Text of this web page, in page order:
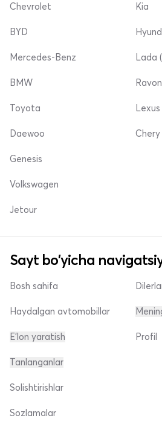
Chevrolet
BYD
Mercedes-Benz
Kia
Lada
BMW
Toyota
Daewoo
Ravon
Lexus
Chery
Genesis
Volkswagen
Jetour
Sayt bo'yicha
Bosh sahifa
Haydalgan avtomobillar
E'lon yaratish Profil
Tanlanganlar
Solishtirishlar
Sozlamalar